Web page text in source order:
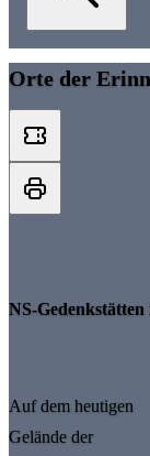
Orte der
NS-
Auf dem heutigen
Gelände der